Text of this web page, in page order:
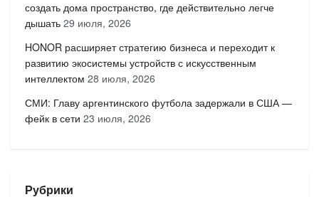
создать дома пространство, где действительно легче
дышать 29 июля, 2026
HONOR расширяет стратегию бизнеса и переходит к
развитию экосистемы устройств с искусственным
интеллектом 28 июля, 2026
СМИ: Главу аргентинского футбола задержали в США —
фейк в сети 23 июля, 2026
Рубрики